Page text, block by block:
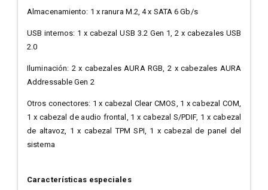
Almacenamiento: 1 x ranura M.2, 4 x SATA 6 Gb/s
USB internos: 1 x cabezal USB 3.2 Gen 1, 2 x cabezales USB
2.0
Iluminación: 2 x cabezales AURA RGB, 2 x cabezales AURA
Addressable Gen 2
Otros conectores: 1 x cabezal Clear CMOS, 1 x cabezal COM,
1 x cabezal de audio frontal, 1 x cabezal S/PDIF, 1 x cabezal
de altavoz, 1 x cabezal TPM SPI, 1 x cabezal de panel del
sistema
Características especiales